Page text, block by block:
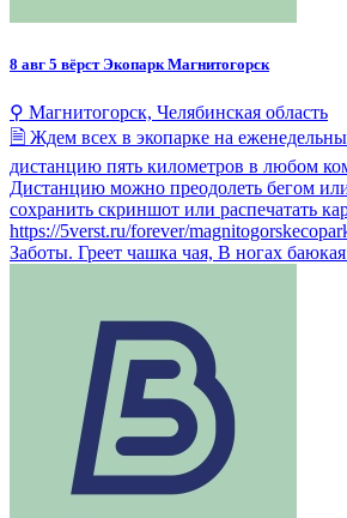
8 авг 5 вёрст Экопарк Магнитогорск
⚲ Магнитогорск, Челябинская область
🗎 Ждем всех в экопарке на
дистанцию пять километров в любом
Дистанцию можно преодолеть бегом
сохранить скриншот или распечатать
https://5verst.ru/forever/
Заботы. Греет чашка чая, В ногах